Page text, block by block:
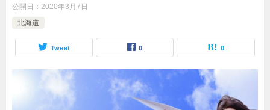
公開日： 2020年3月7日
北海道
Tweet 0 0